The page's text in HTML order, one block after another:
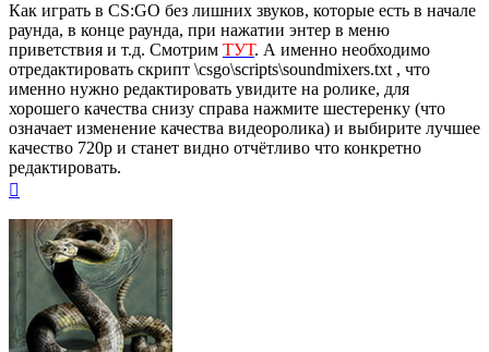
Как играть в CS:GO без лишних звуков, которые есть в начале
раунда, в конце раунда, при нажатии энтер в меню
приветствия и т.д. Смотрим ТУТ. А именно необходимо
отредактировать скрипт \csgo\scripts\soundmixers.txt , что
именно нужно редактировать увидите на ролике, для
хорошего качества снизу справа нажмите шестеренку (что
означает изменение качества видеоролика) и выбирите лучшее
качество 720p и станет видно отчётливо что конкретно
редактировать.
началу